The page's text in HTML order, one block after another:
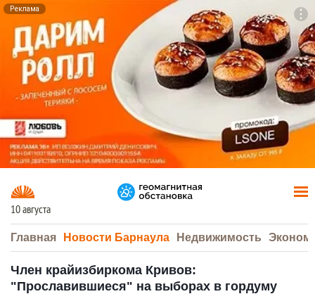
Реклама
10 августа
Главная Новости Барнаула Недвижимость
Член крайизбиркома Кривов:
"Прославившиеся" на выборах в гордуму